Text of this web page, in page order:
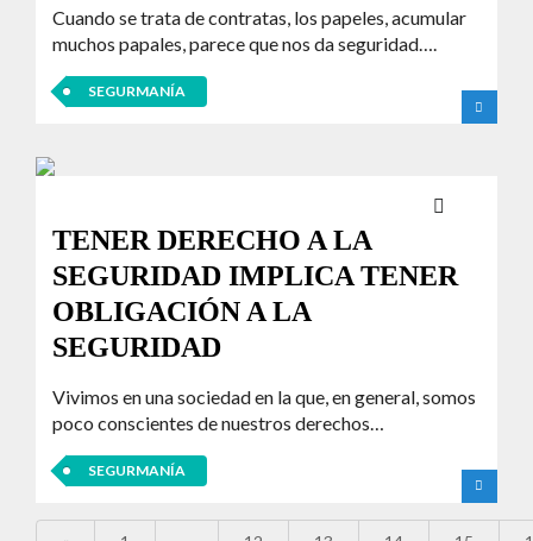
Cuando se trata de contratas, los papeles, acumular
muchos papales, parece que nos da seguridad….
SEGURMANÍA
TENER DERECHO A LA
SEGURIDAD IMPLICA TENER
OBLIGACIÓN A LA
SEGURIDAD
Vivimos en una sociedad en la que, en general, somos
poco conscientes de nuestros derechos…
SEGURMANÍA